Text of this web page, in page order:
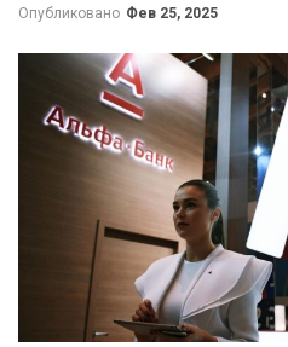
Опубликовано Фев 25, 2025